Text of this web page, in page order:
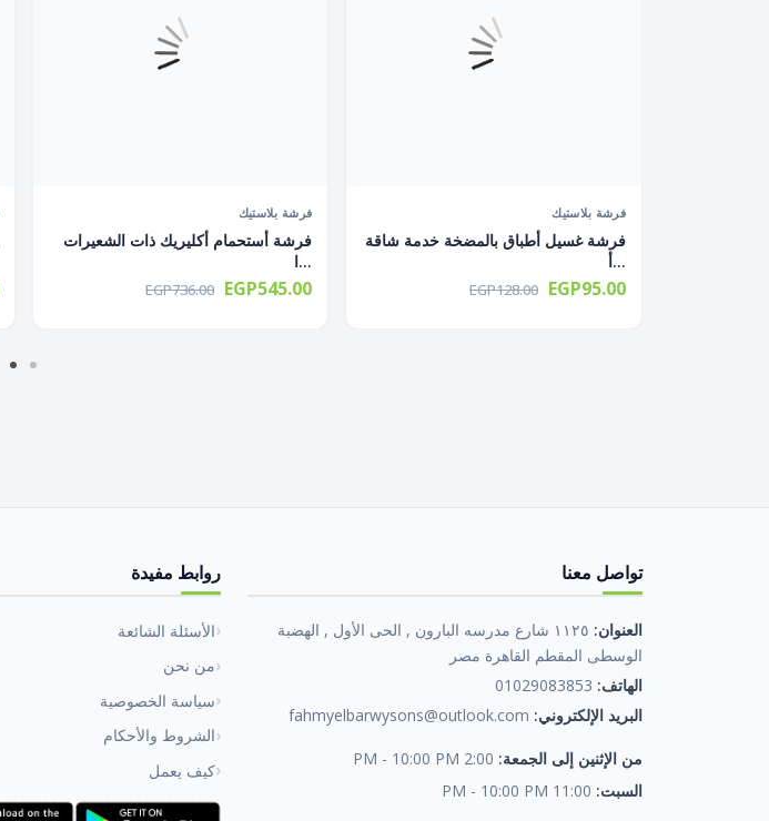
فرشة بلاستيك
فرشة أستحمام أكليريك ذات الشعيرات
ا...
EGP736.00 EGP545.00
فرشة بلاستيك
فرشة غسيل أطباق بالمضخة خدمة شاقة
أ...
EGP128.00 EGP95.00
تواصل معنا
العنوان:
١١٢٥ شارع مدرسه البارون , الحى الأول , الهضبة
الوسطى المقطم القاهرة مصر
الهاتف: 01029083853
البريد الإلكتروني: fahmyelbarwysons@outlook.com
من الإثنين إلى الجمعة: 2:00 PM - 10:00 PM
السبت: 11:00 PM - 10:00 PM
روابط مفيدة
الأسئلة الشائعة
من نحن
سياسة الخصوصية
الشروط والأحكام
كيف يعمل